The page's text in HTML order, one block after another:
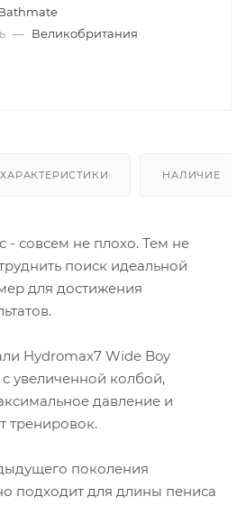
— Великобритания
ХАРАКТЕРИСТИКИ НАЛИЧИЕ
- совсем не плохо. Тем не
поиск идеальной
для достижения
Hydromax7 Wide Boy
увеличенной колбой,
давление и
тренировок.
поколения
подходит для длины пениса